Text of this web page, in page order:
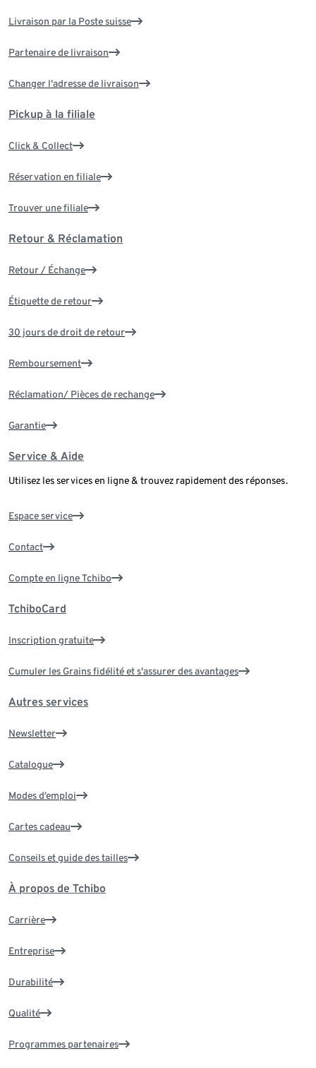
Livraison par la Poste suisse
Partenaire de livraison
Changer l'adresse de livraison
Pickup à la filiale
Click & Collect
Réservation en filiale
Trouver une filiale
Retour & Réclamation
Retour / Échange
Étiquette de retour
30 jours de droit de retour
Remboursement
Réclamation/ Pièces de rechange
Garantie
Service & Aide
Utilisez les services en ligne & trouvez rapidement des réponses.
Espace service
Contact
Compte en ligne Tchibo
TchiboCard
Inscription gratuite
Cumuler les Grains fidélité et s'assurer des avantages
Autres services
Newsletter
Catalogue
Modes d’emploi
Cartes cadeau
Conseils et guide des tailles
À propos de Tchibo
Carrière
Entreprise
Durabilité
Qualité
Programmes partenaires